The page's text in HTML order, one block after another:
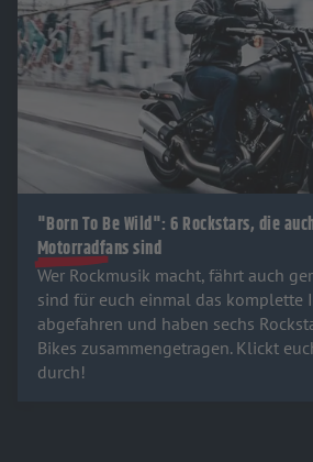
"Born To Be Wild": 6 Rockstars, die
Motorradfans sind
Wer Rockmusik macht, fährt auch
sind für euch einmal das komplette
abgefahren und haben sechs
Bikes zusammengetragen. Klickt
durch!